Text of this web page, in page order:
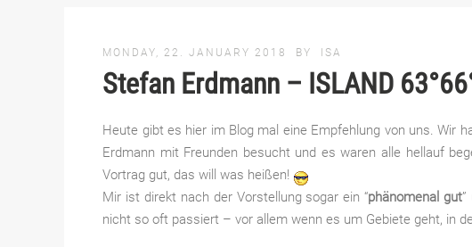
MONDAY, 22. JANUARY 2018 BY ISA
Stefan Erdmann – ISLAND
Heute gibt es hier im Blog mal eine Empfehlung von uns. Wir
Erdmann mit Freunden besucht und es waren alle hellauf
Vortrag gut, das will was heißen!
Mir ist direkt nach der Vorstellung sogar ein “phänomenal gut
nicht so oft passiert – vor allem wenn es um Gebiete geht, in